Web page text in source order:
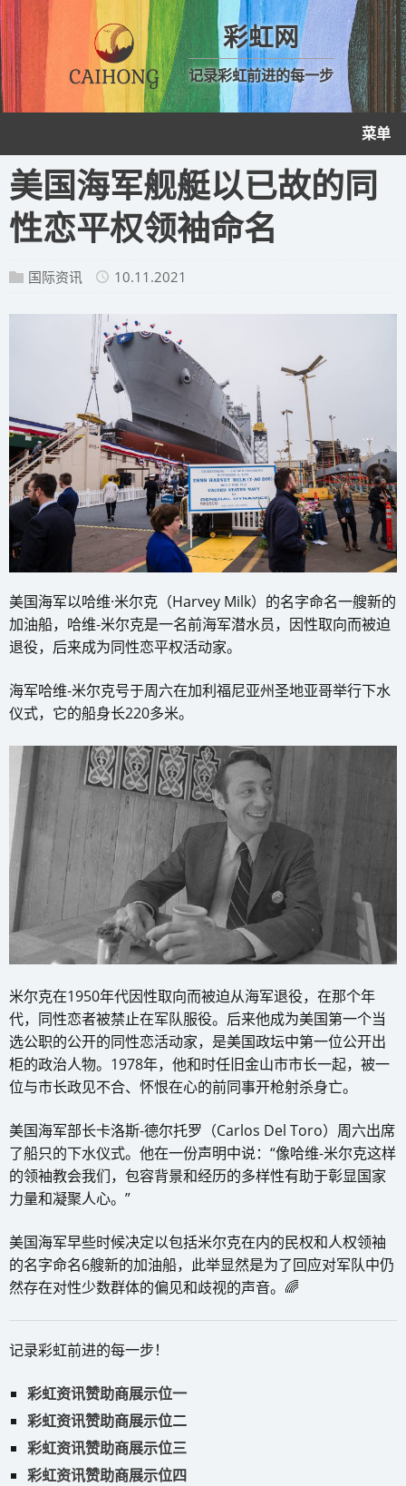
彩虹网
记录彩虹前进的每一步
菜单
美国海军舰艇以已故的同
性恋平权领袖命名
国际资讯 10.11.2021
美国海军以哈维·米尔克（Harvey Milk）的名字命名一艘新的
加油船，哈维-米尔克是一名前海军潜水员，因性取向而被迫
退役，后来成为同性恋平权活动家。
海军哈维-米尔克号于周六在加利福尼亚州圣地亚哥举行下水
仪式，它的船身长220多米。
米尔克在1950年代因性取向而被迫从海军退役，在那个年
代，同性恋者被禁止在军队服役。后来他成为美国第一个当
选公职的公开的同性恋活动家，是美国政坛中第一位公开出
柜的政治人物。1978年，他和时任旧金山市市长一起，被一
位与市长政见不合、怀恨在心的前同事开枪射杀身亡。
美国海军部长卡洛斯-德尔托罗（Carlos Del Toro）周六出席
了船只的下水仪式。他在一份声明中说：“像哈维-米尔克这样
的领袖教会我们，包容背景和经历的多样性有助于彰显国家
力量和凝聚人心。”
美国海军早些时候决定以包括米尔克在内的民权和人权领袖
的名字命名6艘新的加油船，此举显然是为了回应对军队中仍
然存在对性少数群体的偏见和歧视的声音。🌈
记录彩虹前进的每一步！
彩虹资讯赞助商展示位一
彩虹资讯赞助商展示位二
彩虹资讯赞助商展示位三
彩虹资讯赞助商展示位四